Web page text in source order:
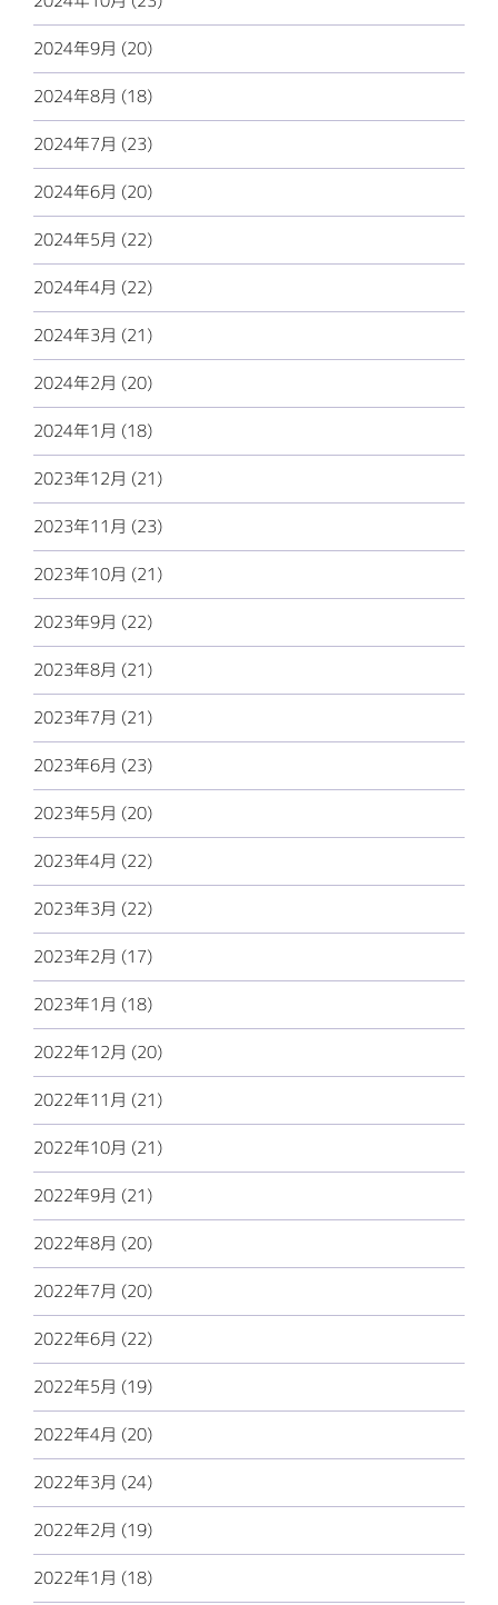
2024年9月 (20)
2024年8月 (18)
2024年7月 (23)
2024年6月 (20)
2024年5月 (22)
2024年4月 (22)
2024年3月 (21)
2024年2月 (20)
2024年1月 (18)
2023年12月 (21)
2023年11月 (23)
2023年10月 (21)
2023年9月 (22)
2023年8月 (21)
2023年7月 (21)
2023年6月 (23)
2023年5月 (20)
2023年4月 (22)
2023年3月 (22)
2023年2月 (17)
2023年1月 (18)
2022年12月 (20)
2022年11月 (21)
2022年10月 (21)
2022年9月 (21)
2022年8月 (20)
2022年7月 (20)
2022年6月 (22)
2022年5月 (19)
2022年4月 (20)
2022年3月 (24)
2022年2月 (19)
2022年1月 (18)